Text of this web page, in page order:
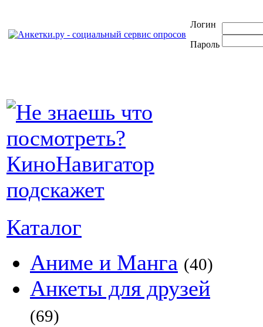
Логин
Пароль
Каталог
Аниме и Манга (40)
Анкеты для друзей
(69)